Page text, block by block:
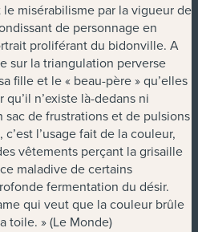
misérabilisme par la vigueur de
de personnage en
proliférant du bidonville. A
sur la triangulation perverse
fille et le « beau-père » qu’elles
n’existe là-dedans ni
de frustrations et de pulsions
l’usage fait de la couleur,
vêtements perçant la grisaille
maladive de certains
fermentation du désir.
qui veut que la couleur brûle
toile. » (Le Monde)